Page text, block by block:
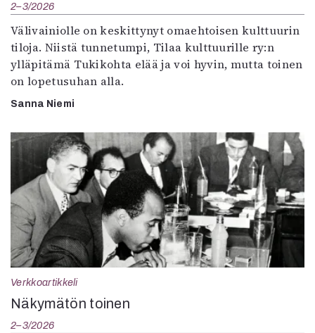
2–3/2026
Välivainiolle on keskittynyt omaehtoisen kulttuurin
tiloja. Niistä tunnetumpi, Tilaa kulttuurille ry:n
ylläpitämä Tukikohta elää ja voi hyvin, mutta toinen
on lopetusuhan alla.
Sanna Niemi
Verkkoartikkeli
Näkymätön toinen
2–3/2026